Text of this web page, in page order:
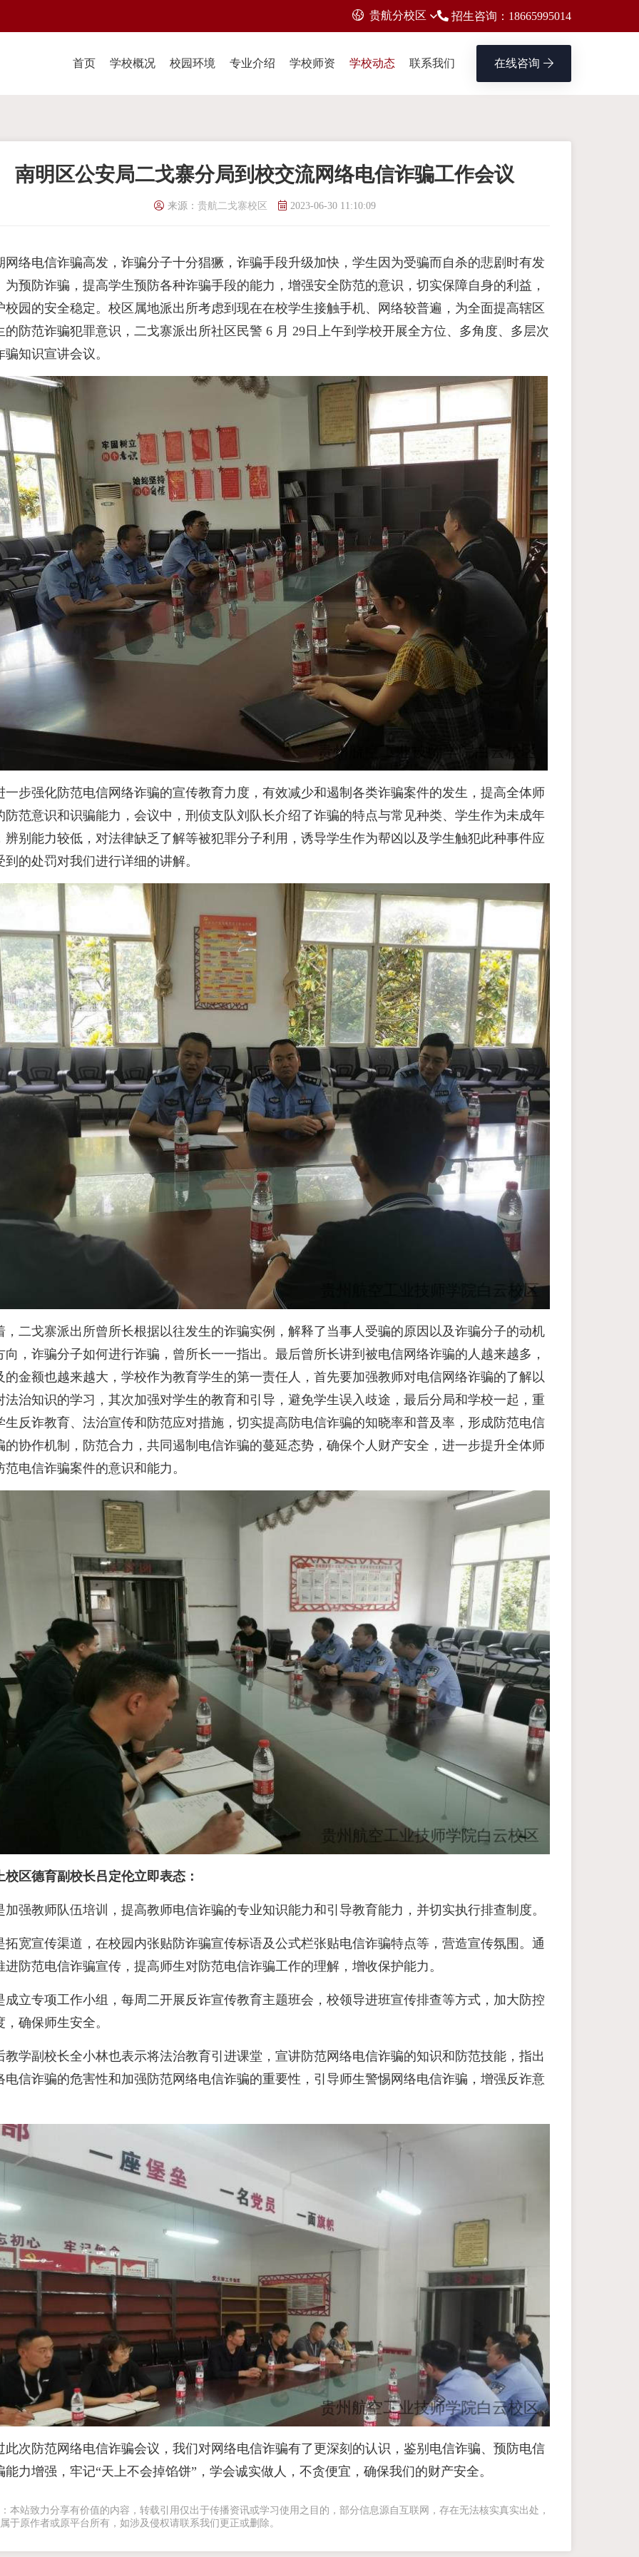
贵航分校区 招生咨询：18665995014
首页 学校概况 校园环境 专业介绍 学校师资 学校动态 联系我们 在线咨询
南明区公安局二戈寨分局到校交流网络电信诈骗工作会议
来源： 贵航二戈寨校区 2023-06-30 11:10:09
网络电信诈骗高发，诈骗分子十分猖獗，诈骗手段升级加快，学生因为受骗而自杀的悲剧时有发
为预防诈骗，提高学生预防各种诈骗手段的能力，增强安全防范的意识，切实保障自身的利益，
校园的安全稳定。校区属地派出所考虑到现在在校学生接触手机、网络较普遍，为全面提高辖区
的防范诈骗犯罪意识，二戈寨派出所社区民警 6 月 29日上午到学校开展全方位、多角度、多层次
骗知识宣讲会议。
一步强化防范电信网络诈骗的宣传教育力度，有效减少和遏制各类诈骗案件的发生，提高全体师
防范意识和识骗能力，会议中，刑侦支队刘队长介绍了诈骗的特点与常见种类、学生作为未成年
辨别能力较低，对法律缺乏了解等被犯罪分子利用，诱导学生作为帮凶以及学生触犯此种事件应
到的处罚对我们进行详细的讲解。
，二戈寨派出所曾所长根据以往发生的诈骗实例，解释了当事人受骗的原因以及诈骗分子的动机
向，诈骗分子如何进行诈骗，曾所长一一指出。最后曾所长讲到被电信网络诈骗的人越来越多，
的金额也越来越大，学校作为教育学生的第一责任人，首先要加强教师对电信网络诈骗的了解以
法治知识的学习，其次加强对学生的教育和引导，避免学生误入歧途，最后分局和学校一起，重
生反诈教育、法治宣传和防范应对措施，切实提高防电信诈骗的知晓率和普及率，形成防范电信
的协作机制，防范合力，共同遏制电信诈骗的蔓延态势，确保个人财产安全，进一步提升全体师
范电信诈骗案件的意识和能力。
校区德育副校长吕定伦立即表态：
加强教师队伍培训，提高教师电信诈骗的专业知识能力和引导教育能力，并切实执行排查制度。
拓宽宣传渠道，在校园内张贴防诈骗宣传标语及公式栏张贴电信诈骗特点等，营造宣传氛围。通
进防范电信诈骗宣传，提高师生对防范电信诈骗工作的理解，增收保护能力。
成立专项工作小组，每周二开展反诈宣传教育主题班会，校领导进班宣传排查等方式，加大防控
，确保师生安全。
教学副校长全小林也表示将法治教育引进课堂，宣讲防范网络电信诈骗的知识和防范技能，指出
电信诈骗的危害性和加强防范网络电信诈骗的重要性，引导师生警惕网络电信诈骗，增强反诈意
此次防范网络电信诈骗会议，我们对网络电信诈骗有了更深刻的认识，鉴别电信诈骗、预防电信
能力增强，牢记“天上不会掉馅饼”，学会诚实做人，不贪便宜，确保我们的财产安全。
本站致力分享有价值的内容，转载引用仅出于传播资讯或学习使用之目的，部分信息源自互联网，存在无法核实真实出处，
于原作者或原平台所有，如涉及侵权请联系我们更正或删除。